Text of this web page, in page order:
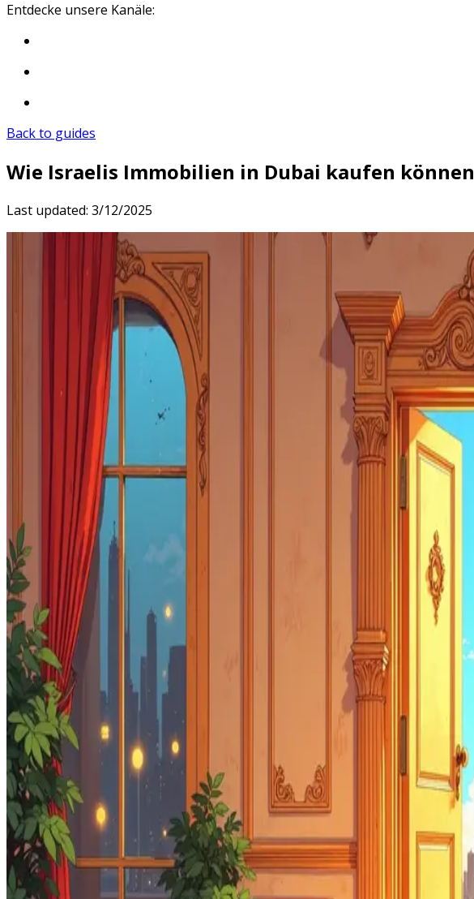
Entdecke unsere Kanäle:
Back to guides
Wie Israelis Immobilien in Dubai kaufen können
Last updated: 3/12/2025